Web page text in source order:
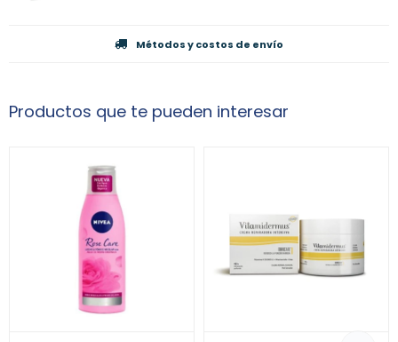
Métodos y costos de envío
Productos que te pueden interesar